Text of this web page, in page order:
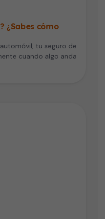
¿Sabes cómo
tu seguro de
cuando algo anda